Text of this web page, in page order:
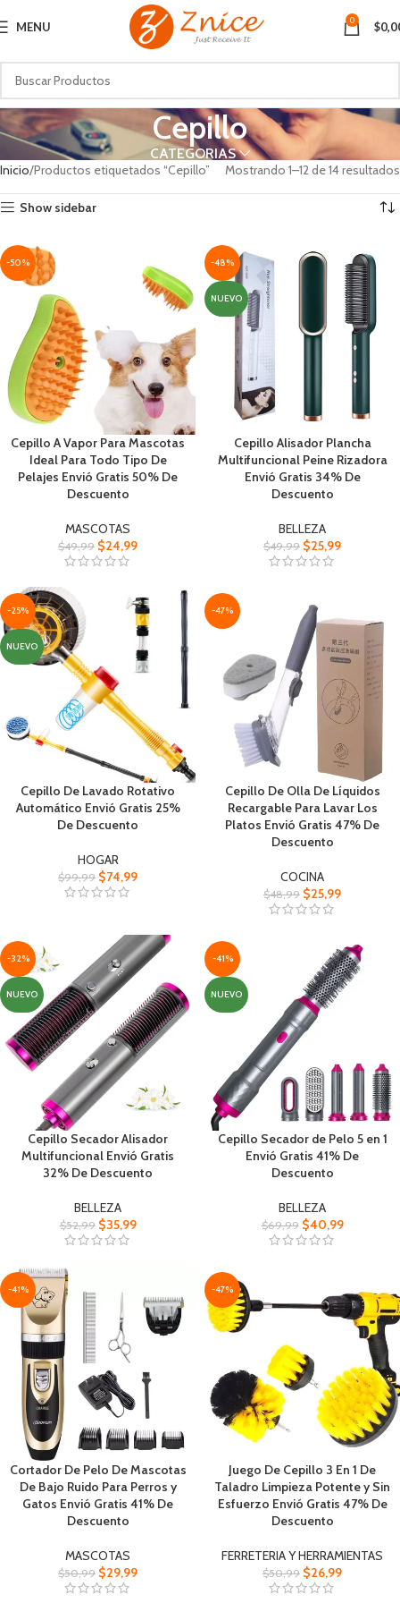
MENU 0 $
Cepillo
CATEGORIAS
Inicio Productos etiquetados “Cepillo” Mostrando 1–12 de 14 resultados
Show sidebar
-50%
Cepillo A Vapor Para Mascotas
Ideal Para Todo Tipo De
Pelajes Envió Gratis 50% De
Descuento
MASCOTAS
$49,99 $24,99
-48%
NUEVO
Cepillo Alisador Plancha
Multifuncional Peine Rizadora
Envió Gratis 34% De
Descuento
BELLEZA
$49,99 $25,99
-25%
NUEVO
Cepillo De Lavado Rotativo
Automático Envió Gratis 25%
De Descuento
HOGAR
$99,99 $74,99
-47%
Cepillo De Olla De Líquidos
Recargable Para Lavar Los
Platos Envió Gratis 47% De
Descuento
COCINA
$48,99 $25,99
-32%
NUEVO
Cepillo Secador Alisador
Multifuncional Envió Gratis
32% De Descuento
BELLEZA
$52,99 $35,99
-41%
NUEVO
Cepillo Secador de Pelo 5 en 1
Envió Gratis 41% De
Descuento
BELLEZA
$69,99 $40,99
-41%
Cortador De Pelo De Mascotas
De Bajo Ruido Para Perros y
Gatos Envió Gratis 41% De
Descuento
MASCOTAS
$50,99 $29,99
-47%
Juego De Cepillo 3 En 1 De
Taladro Limpieza Potente y Sin
Esfuerzo Envió Gratis 47% De
Descuento
FERRETERIA Y HERRAMIENTAS
$50,99 $26,99